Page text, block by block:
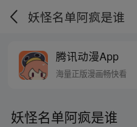
妖怪名单阿疯是谁
腾讯动漫App
海量正版漫画畅快看
妖怪名单阿疯是谁